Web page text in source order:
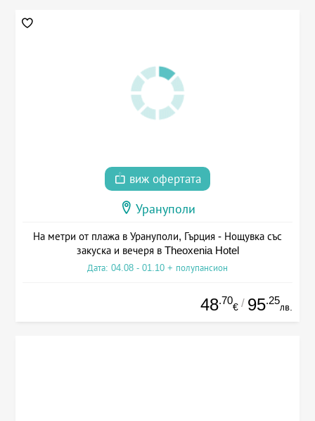
виж офертата
Урануполи
На метри от плажа в Урануполи, Гърция - Нощувка със
закуска и вечеря в Theoxenia Hotel
Дата: 04.08 - 01.10 + полупансион
48.70
€ / 95.25
лв.